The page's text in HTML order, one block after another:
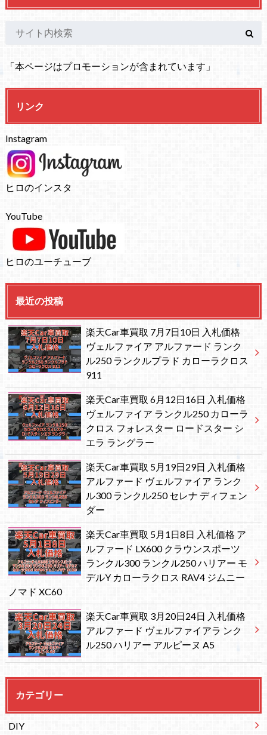
「本ページはプロモーションが含まれています」
リンク
Instagram
ヒロのインスタ
YouTube
ヒロのユーチューブ
最近の投稿
楽天Car車買取 7月7日10日 入札価格
ヴェルファイア アルファード ランク
ル250 ランクルプラド カローラクロス
911
楽天Car車買取 6月12日16日 入札価格
ヴェルファイア ランクル250 カローラ
クロス フォレスター ロードスター シ
エラ ラングラー
楽天Car車買取 5月19日29日 入札価格
アルファード ヴェルファイア ランク
ル300 ランクル250 セレナ ディフェン
ダー
楽天Car車買取 5月1日8日 入札価格 ア
ルファード LX600 クラウンスポーツ
ランクル300 ランクル250 ハリアー モ
デルY カローラクロス RAV4 ジムニー
ノマド XC60
楽天Car車買取 3月20日24日 入札価格
アルファード ヴェルファイアラ ンク
ル250 ハリアー アルピーヌ A5
カテゴリー
DIY